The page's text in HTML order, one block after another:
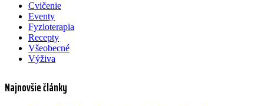
Cvičenie
Eventy
Fyzioterapia
Recepty
Všeobecné
Výživa
Najnovšie články